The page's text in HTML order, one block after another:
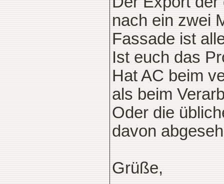
nach ein zwei
Fassade ist
Ist euch das
Hat AC beim
als beim
Oder die
davon
Grüße,